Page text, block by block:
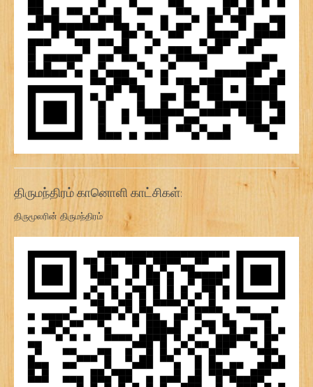
திருமந்திரம் கானொளி காட்சிகள்:
திருமூலரின் திருமந்திரம்